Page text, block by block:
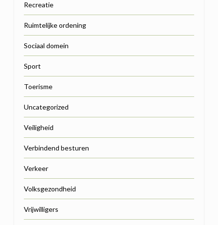
Recreatie
Ruimtelijke ordening
Sociaal domein
Sport
Toerisme
Uncategorized
Veiligheid
Verbindend besturen
Verkeer
Volksgezondheid
Vrijwilligers